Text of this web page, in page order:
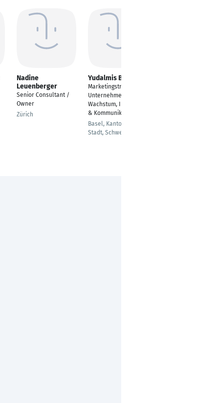
Nadine
Leuenberger
Senior Consultant /
Owner
Zürich
Yudalmis Bader
Marketingstrategin &
Unternehmerin |
Wachstum, Innovation
& Kommunikation
Basel, Kanton Basel-
Stadt, Schweiz